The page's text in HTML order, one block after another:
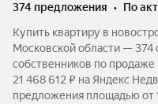
374 предложения •
по
Купить квартиру в
Московской области — 374
собственников по продаже
21 468 612 ₽ на Яндекс
предложения площадью от